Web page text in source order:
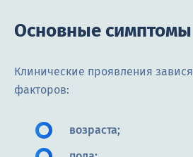
Основные симптомы
Клинические проявления
факторов:
возраста;